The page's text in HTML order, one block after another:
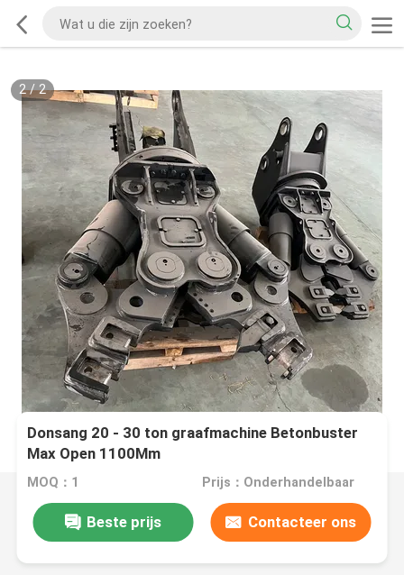
2/2
Donsang 20 - 30 ton graafmachine Betonbuster
Max Open 1100Mm
MOQ：1 Prijs：Onderhandelbaar
Beste prijs Contacteer ons